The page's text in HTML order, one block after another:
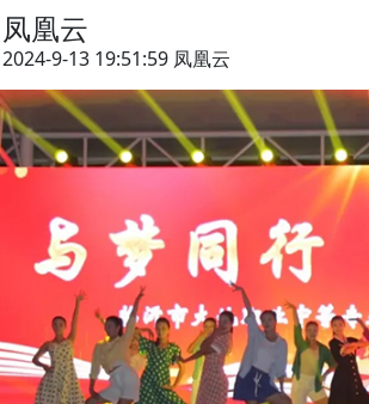
凤凰云
2024-9-13 19:51:59 凤凰云